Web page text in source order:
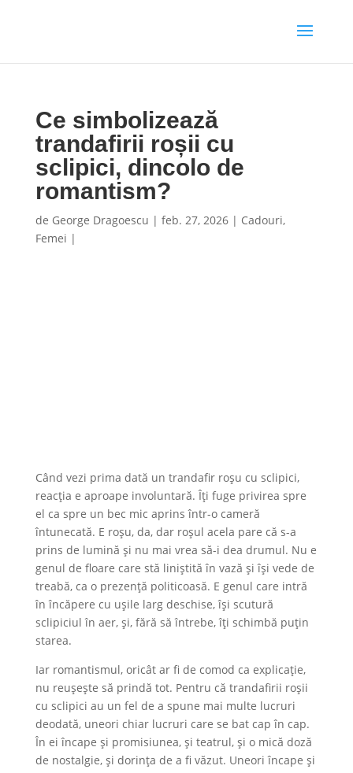
Ce simbolizează
trandafirii roșii cu
sclipici, dincolo de
romantism?
de George Dragoescu | feb. 27, 2026| Cadouri,
Femei |
Când vezi prima dată un trandafir roșu cu sclipici,
reacția e aproape involuntară. Îți fuge privirea spre
el ca spre un bec mic aprins într-o cameră
întunecată. E roșu, da, dar roșul acela pare că s-a
prins de lumină și nu mai vrea să-i dea drumul. Nu e
genul de floare care stă liniștită în vază și își vede de
treabă, ca o prezență politicoasă. E genul care intră
în încăpere cu ușile larg deschise, își scutură
sclipiciul în aer, și, fără să întrebe, îți schimbă puțin
starea.
Iar romantismul, oricât ar fi de comod ca explicație,
nu reușește să prindă tot. Pentru că trandafirii roșii
cu sclipici au un fel de a spune mai multe lucruri
deodată, uneori chiar lucruri care se bat cap în cap.
În ei încape și promisiunea, și teatrul, și o mică doză
de nostalgie, și dorința de a fi văzut. Uneori încape și